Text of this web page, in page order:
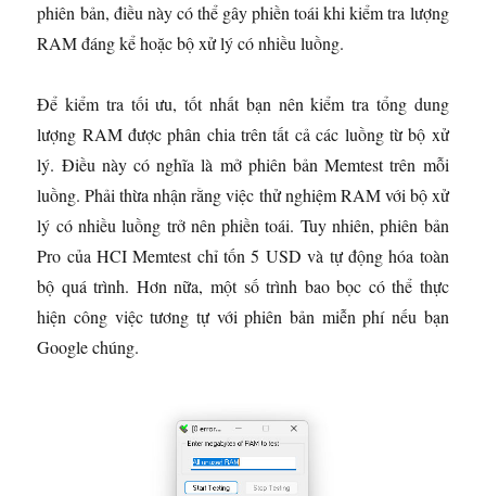
phiên bản, điều này có thể gây phiền toái khi kiểm tra lượng
RAM đáng kể hoặc bộ xử lý có nhiều luồng.
Để kiểm tra tối ưu, tốt nhất bạn nên kiểm tra tổng dung
lượng RAM được phân chia trên tất cả các luồng từ bộ xử
lý. Điều này có nghĩa là mở phiên bản Memtest trên mỗi
luồng. Phải thừa nhận rằng việc thử nghiệm RAM với bộ xử
lý có nhiều luồng trở nên phiền toái. Tuy nhiên, phiên bản
Pro của HCI Memtest chỉ tốn 5 USD và tự động hóa toàn
bộ quá trình. Hơn nữa, một số trình bao bọc có thể thực
hiện công việc tương tự với phiên bản miễn phí nếu bạn
Google chúng.